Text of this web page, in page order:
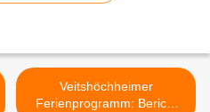
Veitshöchheimer
Ferienprogramm: Bericht